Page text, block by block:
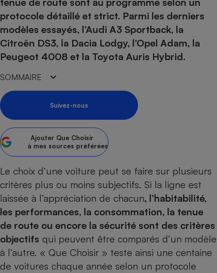
protocole détaillé et strict. Parmi les derniers
modèles essayés, l’Audi A3 Sportback, la
Citroën DS3, la Dacia Lodgy, l’Opel Adam, la
Peugeot 4008 et la Toyota Auris Hybrid.
SOMMAIRE
Suivez-nous
Ajouter Que Choisir
à mes sources préférées
Le choix d’une voiture peut se faire sur plusieurs
critères plus ou moins subjectifs. Si la ligne est
laissée à l’appréciation de chacun, l’habitabilité,
les performances, la consommation, la tenue
de route ou encore la sécurité sont des critères
objectifs qui peuvent être comparés d’un modèle
à l’autre. « Que Choisir » teste ainsi une centaine
de voitures chaque année selon un protocole
Sécurité - Hygiène
Complément
alimentaire
Assurance
Banque - Crédit
Epargne - Fiscalité
Assurance emprunteur
Circulation routière
Contrôle technique -
Pièce détachée
Moto
Comparateur auto
Comparatif
Comparatif climatiseur
Comparatif aspirateur
Comparatif robot cuiseur
Comparatif centrale
Gros électroménager
Petit électroménager -
Électricité - Gaz
Comparatif casque audio
Comparatif ordinateur
Comparatif ultrabook
Image et son
Informatique
Internet
Téléphonie
Crédit immobilier
Comparatif tondeuse
Aménagement
Produit d'entretien
Sécurité domestique
Hygiène - Beauté
Maladie - Médecine -
Mutuelle
Maison de retraite
Choisir son fioul
Choisir son pellet
Comparateur assurance emprunteur
Energie Moins Chère Ensemble
Toutes les cartes interactives
connexion Internet